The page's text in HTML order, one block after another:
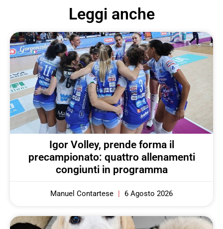
Leggi anche
Igor Volley, prende forma il
precampionato: quattro allenamenti
congiunti in programma
Manuel Contartese 6 Agosto 2026